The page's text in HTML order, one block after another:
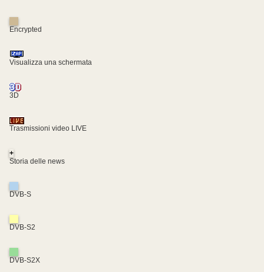
Encrypted
Visualizza una schermata
3D
Trasmissioni video LIVE
+
Storia delle news
DVB-S
DVB-S2
DVB-S2X